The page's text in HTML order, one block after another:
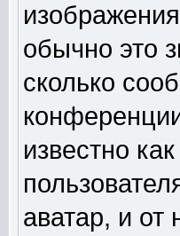
обычно это
сколько
известно
аватар, и от